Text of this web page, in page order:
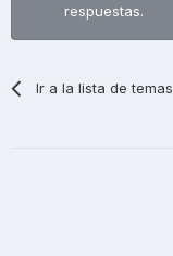
respuestas.
Ir a la lista de temas